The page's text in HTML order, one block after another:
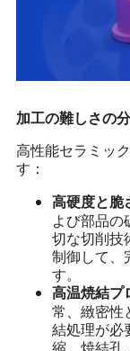
加工の難しさの
高性能セラミッ
す：
高硬度と脆
よび部品の
切な切削技
制御して、
す。
高温焼結プ
常、緻密性
結処理が必